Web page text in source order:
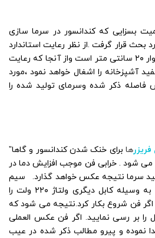
بسزایی که کندانسور در سرما سازی
بحث قرار گرفت .از نظر رعایت استاندارد
حد اقل فاصله کندانسور با دیوار ۲۰ سانتی متر است واز آنجا که رعایت
آشپزخانه را اشغال خواهد نمود ،مورد
فاصله ذکر شده وسرمای تولید شده را
ها برای خنک شدن کندانسور و گاها”
می شود . خرابی فن موجب افزایش دما در
سرما نتیجه عکس خواهد گذارد. سیم
های رابط فن را جدا نموده و به وسیله کابل دیگری ولتاژ ۲۲۰ ولت را
اگر فن شروع بکار کرد.نتیجه می شود که
بر رسی نمایید. اگر فن عکس العملی
نموده و پیرو مطالب ذکر شده در عیب